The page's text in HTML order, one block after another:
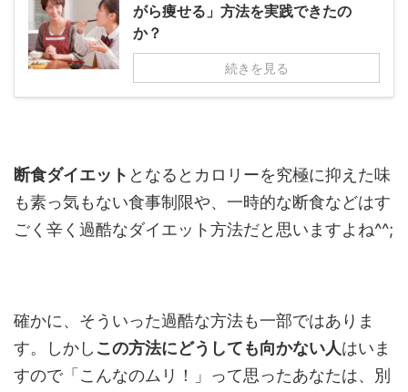
がら痩せる」方法を実践できたの
か？
続きを見る
断食ダイエット となるとカロリーを究極に抑えた味
も素っ気もない食事制限や、一時的な断食などはす
ごく辛く過酷なダイエット方法だと思いますよね^^;
確かに、そういった過酷な方法も一部ではありま
す。しかし この方法にどうしても向かない人はいま
すので「こんなのムリ！」って思ったあなたは、別